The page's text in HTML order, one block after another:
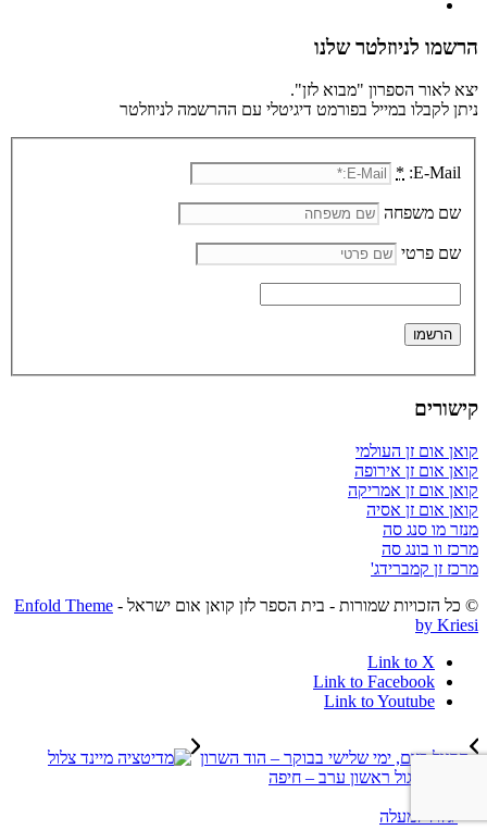
הרשמו לניוזלטר שלנו
יצא לאור הספרון "מבוא לזן".
ניתן לקבלו במייל בפורמט דיגיטלי עם ההרשמה לניוזלטר
E-Mail:
*
שם משפחה
שם פרטי
קישורים
קואן אום זן העולמי
קואן אום זן אירופה
קואן אום זן אמריקה
קואן אום זן אסיה
מנזר מו סנג סה
מרכז וו בונג סה
מרכז זן קמברידג'
© כל הזכויות שמורות - בית הספר לזן קואן אום ישראל - Enfold Theme
by Kriesi
Link to X
Link to Facebook
Link to Youtube
תרגול בזום, ימי שלישי בבוקר – הוד השרון
קבוצת תרגול ראשון ערב – חיפה
גלול למעלה